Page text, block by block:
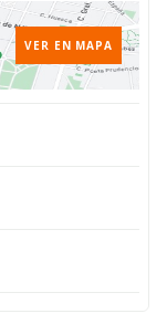
VER EN MAPA